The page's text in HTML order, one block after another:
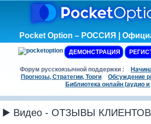
Pocket Option – РОССИЯ |
ДЕМОНСТРАЦИЯ
Форум русскоязычной поддержки :
Прогнозы, Стратегии, Торги
Обсуждение
Библиотека онлайн (аудио и
▶️ Видео - ОТЗЫВЫ